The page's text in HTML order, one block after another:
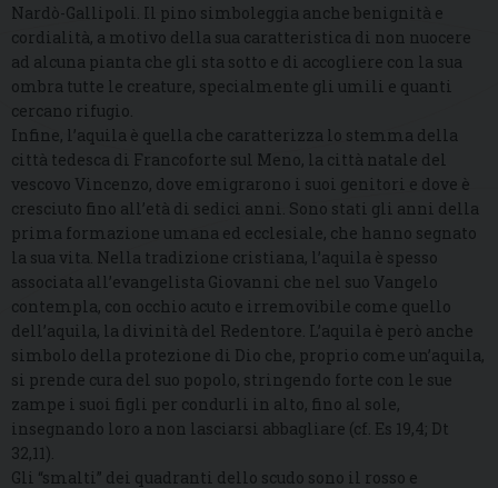
Nardò-Gallipoli. Il pino simboleggia anche benignità e
cordialità, a motivo della sua caratteristica di non nuocere
ad alcuna pianta che gli sta sotto e di accogliere con la sua
ombra tutte le creature, specialmente gli umili e quanti
cercano rifugio.
Infine, l’aquila è quella che caratterizza lo stemma della
città tedesca di Francoforte sul Meno, la città natale del
vescovo Vincenzo, dove emigrarono i suoi genitori e dove è
cresciuto fino all’età di sedici anni. Sono stati gli anni della
prima formazione umana ed ecclesiale, che hanno segnato
la sua vita. Nella tradizione cristiana, l’aquila è spesso
associata all’evangelista Giovanni che nel suo Vangelo
contempla, con occhio acuto e irremovibile come quello
dell’aquila, la divinità del Redentore. L’aquila è però anche
simbolo della protezione di Dio che, proprio come un’aquila,
si prende cura del suo popolo, stringendo forte con le sue
zampe i suoi figli per condurli in alto, fino al sole,
insegnando loro a non lasciarsi abbagliare (cf. Es 19,4; Dt
32,11).
Gli “smalti” dei quadranti dello scudo sono il rosso e